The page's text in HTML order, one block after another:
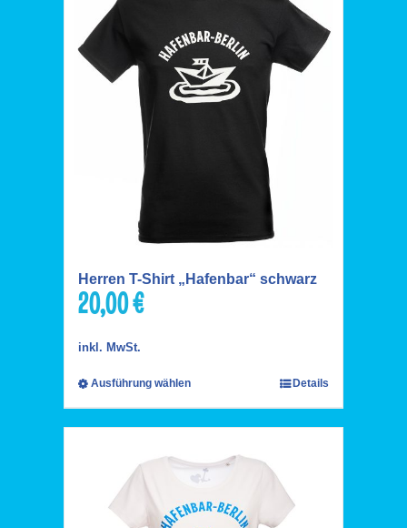
Herren T-Shirt „Hafenbar“ schwarz
20,00€
inkl. MwSt.
Ausführung wählen Details